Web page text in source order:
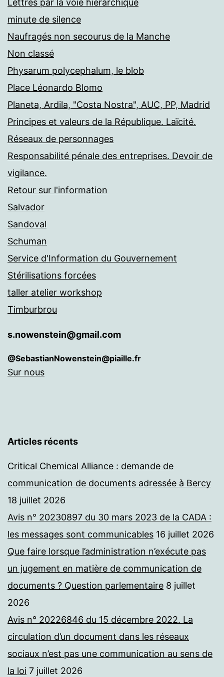
Lettres par la voie hiérarchique
minute de silence
Naufragés non secourus de la Manche
Non classé
Physarum polycephalum, le blob
Place Léonardo Blomo
Planeta, Ardila, "Costa Nostra", AUC, PP, Madrid
Principes et valeurs de la République. Laïcité.
Réseaux de personnages
Responsabilité pénale des entreprises. Devoir de
vigilance.
Retour sur l'information
Salvador
Sandoval
Schuman
Service d'Information du Gouvernement
Stérilisations forcées
taller atelier workshop
Timburbrou
s.nowenstein@gmail.com
@SebastianNowenstein@piaille.fr
Sur nous
Articles récents
Critical Chemical Alliance : demande de
communication de documents adressée à Bercy
18 juillet 2026
Avis n° 20230897 du 30 mars 2023 de la CADA :
les messages sont communicables 16 juillet 2026
Que faire lorsque l’administration n’exécute pas
un jugement en matière de communication de
documents ? Question parlementaire 8 juillet
2026
Avis n° 20226846 du 15 décembre 2022. La
circulation d’un document dans les réseaux
sociaux n’est pas une communication au sens de
la loi 7 juillet 2026